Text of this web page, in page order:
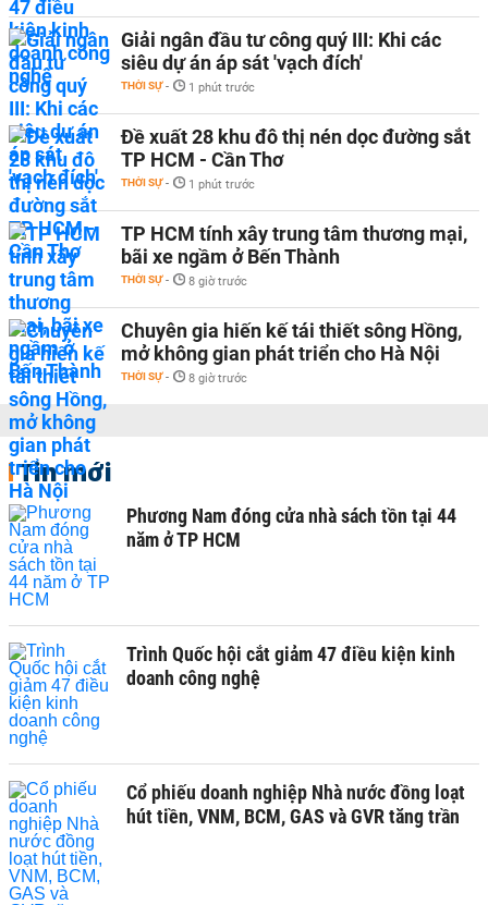
Giải ngân đầu tư công quý III: Khi các
siêu dự án áp sát 'vạch đích'
THỜI SỰ - 1 phút trước
Đề xuất 28 khu đô thị nén dọc đường sắt
TP HCM - Cần Thơ
THỜI SỰ - 1 phút trước
TP HCM tính xây trung tâm thương mại,
bãi xe ngầm ở Bến Thành
THỜI SỰ - 8 giờ trước
Chuyên gia hiến kế tái thiết sông Hồng,
mở không gian phát triển cho Hà Nội
THỜI SỰ - 8 giờ trước
Tin mới
Phương Nam đóng cửa nhà sách tồn tại 44
năm ở TP HCM
Trình Quốc hội cắt giảm 47 điều kiện kinh
doanh công nghệ
Cổ phiếu doanh nghiệp Nhà nước đồng loạt
hút tiền, VNM, BCM, GAS và GVR tăng trần